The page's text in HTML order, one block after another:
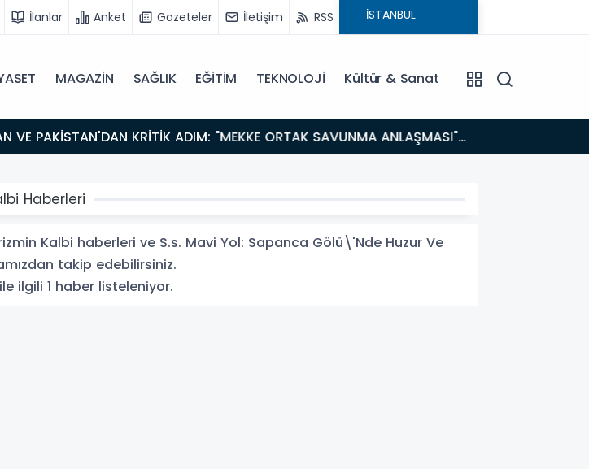
İlanlar Anket Gazeteler İletişim RSS
MAGAZİN SAĞLIK EĞİTİM TEKNOLOJİ Kültür & Sanat
Uyanacağız"
Haberleri
Kalbi haberleri ve S.s. Mavi Yol: Sapanca Gölü\'Nde Huzur Ve
takip edebilirsiniz.
ilgili 1 haber listeleniyor.